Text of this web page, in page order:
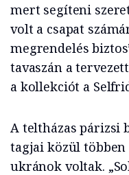
mert segíteni
volt a csapat
megrendelés
tavaszán a
a kollekciót a
A teltházas párizsi
tagjai közül többen
ukránok voltak.